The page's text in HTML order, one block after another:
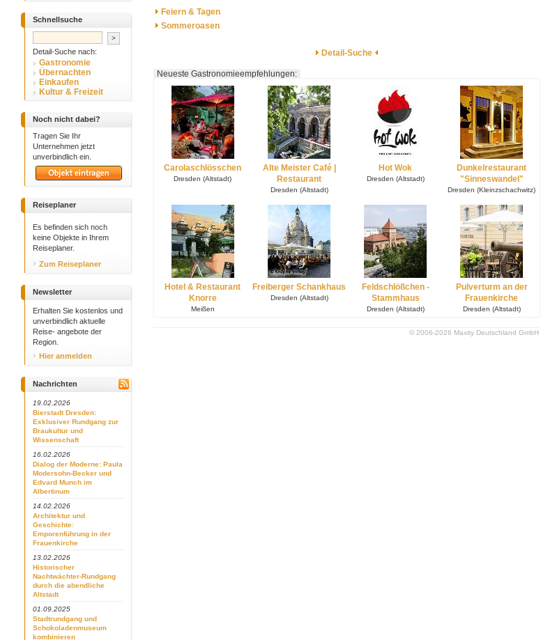
Schnellsuche
Detail-Suche nach:
Gastronomie
Übernachten
Einkaufen
Kultur & Freizeit
Noch nicht dabei?
Tragen Sie Ihr
Unternehmen jetzt
unverbindlich ein.
Reiseplaner
Es befinden sich noch
keine Objekte in Ihrem
Reiseplaner.
Zum Reiseplaner
Newsletter
Erhalten Sie kostenlos und
unverbindlich aktuelle
Reise- angebote der
Region.
Hier anmelden
Nachrichten
19.02.2026
Bierstadt Dresden:
Exklusiver Rundgang zur
Braukultur und
Wissenschaft
16.02.2026
Dialog der Moderne: Paula
Modersohn-Becker und
Edvard Munch im
Albertinum
14.02.2026
Architektur und
Geschichte:
Emporenführung in der
Frauenkirche
13.02.2026
Historischer
Nachtwächter-Rundgang
durch die abendliche
Altstadt
01.09.2025
Stadtrundgang und
Schokoladenmuseum
kombinieren
Feiern & Tagen
Sommeroasen
Detail-Suche
Neueste Gastronomieempfehlungen:
Carolaschlösschen
Dresden (Altstadt)
Alte Meister Café |
Restaurant
Dresden (Altstadt)
Hot Wok
Dresden (Altstadt)
Dunkelrestaurant
"Sinneswandel"
Dresden (Kleinzschachwitz)
Hotel & Restaurant
Knorre
Meißen
Freiberger Schankhaus
Dresden (Altstadt)
Feldschlößchen -
Stammhaus
Dresden (Altstadt)
Pulverturm an der
Frauenkirche
Dresden (Altstadt)
© 2006-2026 Maxity Deutschland GmbH